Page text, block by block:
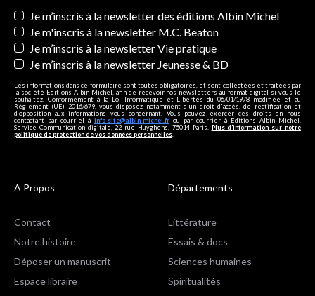
Newsletters
Je m’inscris à la newsletter des éditions Albin Michel
Je m'inscris à la newsletter M.C. Beaton
Je m’inscris à la newsletter Vie pratique
Je m’inscris à la newsletter Jeunesse & BD
Les informations dans ce formulaire sont toutes obligatoires, et sont collectées et traitées par
la société Editions Albin Michel, afin de recevoir nos newsletters au format digital si vous le
souhaitez. Conformément à la Loi Informatique et Libertés du 06/01/1978 modifiée et au
Règlement (UE) 2016/679, vous disposez notamment d'un droit d'accès, de rectification et
d’opposition aux informations vous concernant. Vous pouvez exercer ces droits en nous
contactant par courriel à info-site@albin-michel.fr ou par courrier à Editions Albin Michel,
Service Communication digitale, 22 rue Huyghens, 75014 Paris. Plus d’information sur notre
politique de protection de vos données personnelles
A Propos
Contact
Notre histoire
Déposer un manuscrit
Espace libraire
Départements
Littérature
Essais & docs
Sciences humaines
Spiritualités